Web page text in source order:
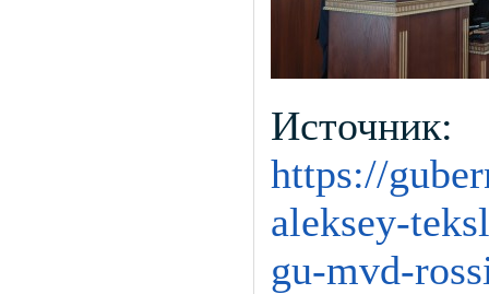
Источник:
https://
aleksey-
gu-mvd-